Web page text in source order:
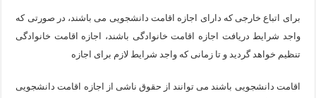
برای اتباع خارجی که دارای اجازه اقامت دانشجویی می باشند، در صورتی که
واجد شرایط دریافت اجازه اقامت خانوادگی باشند، اجازه اقامت خانوادگی
تنظیم خواهد گردید و تا زمانی که واجد شرایط لازم برای اجازه
اقامت دانشجویی باشند می توانند از حقوق ناشی از اجازه اقامت دانشجویی